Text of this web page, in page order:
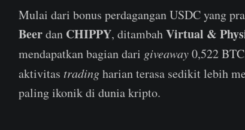
Mulai dari bonus perdagangan USDC yang
Beerdan CHIPPY, ditambahVirtual &
mendapatkan bagian dari giveaway0,522
aktivitas tradingharian terasa sedikit lebih
paling ikonik di dunia kripto.